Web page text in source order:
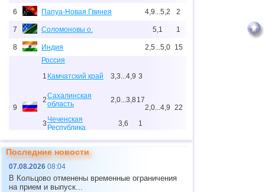
6 Папуа-Новая Гвинея 4,9...5,2 2
7 Соломоновы о. 5,1 1
8 Индия 2,5...5,0 15
9
Россия
1 Камчатский край 3,3...4,9 3
2Сахалинская
область
2,0...3,817
3 Чеченская
Республика
3,6 1
4Республика
Северная Осетия
2,0...4,9 22
10 США
11 Тонга
Последние новости
07.08.2026 08:04
В Кольцово отменены временные ограничения
на прием и выпуск...